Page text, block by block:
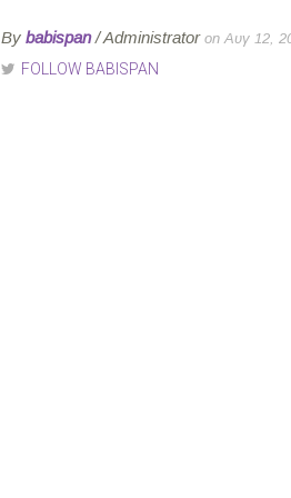
By babispan/ Administrator on Αυγ 12,
FOLLOW BABISPAN